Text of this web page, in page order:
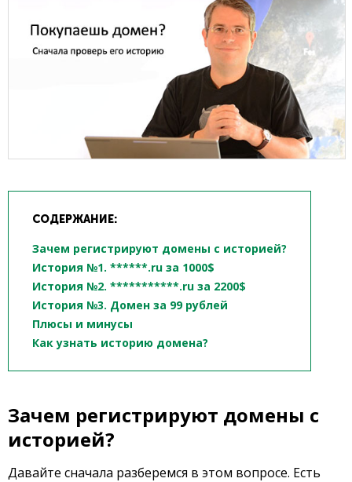
СОДЕРЖАНИЕ:
Зачем регистрируют домены с историей?
История №1. ******.ru за 1000$
История №2. ***********.ru за 2200$
История №3. Домен за 99 рублей
Плюсы и минусы
Как узнать историю домена?
Зачем регистрируют домены с
историей?
Давайте сначала разберемся в этом вопросе. Есть